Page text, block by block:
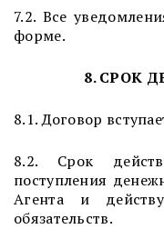
7.2. Все
форме.
8. СРОК
8.1. Договор
8.2. Срок
поступления
Агента и
обязательств.